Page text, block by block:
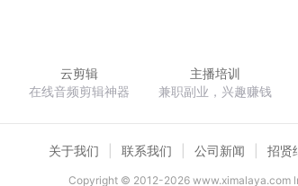
云剪辑
在线音频剪辑神器
主播培训
兼职副业，兴趣赚钱
关于我们 联系我们 公司新闻 招贤
Copyright © 2012-2026www.ximalaya.com